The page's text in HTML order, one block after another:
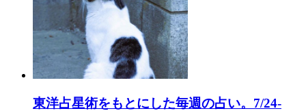
東洋占星術をもとにした毎週の占い。7/24-